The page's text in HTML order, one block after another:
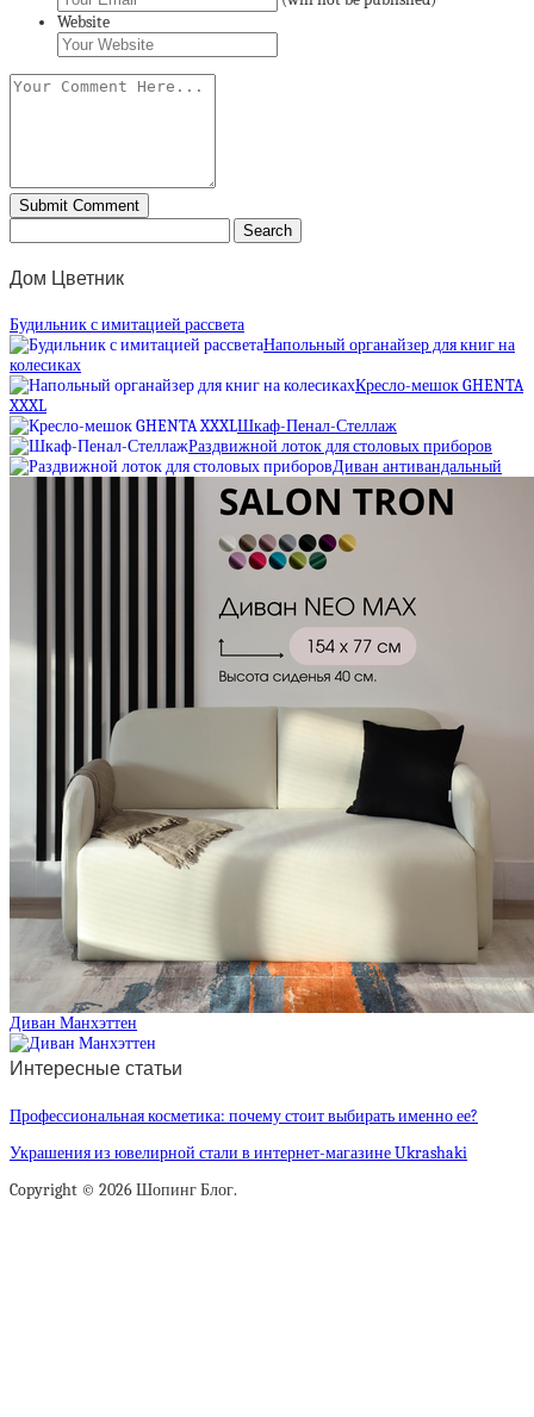
Website
Дом Цветник
Будильник с имитацией рассвета
Напольный органайзер для книг на
колесиках
Кресло-мешок GHENTA
XXXL
Шкаф-Пенал-Стеллаж
Раздвижной лоток для столовых приборов
Диван антивандальный
Диван Манхэттен
Интересные статьи
Профессиональная косметика: почему стоит выбирать именно ее?
Украшения из ювелирной стали в интернет-магазине Ukrashaki
Copyright © 2026 Шопинг Блог.